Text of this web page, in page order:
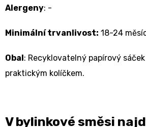
Alergeny: -
Minimální trvanlivost: 18-24
Obal: Recyklovatelný papírový
praktickým kolíčkem.
V bylinkové směsi